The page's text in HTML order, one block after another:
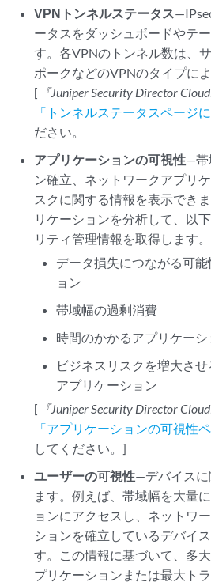
VPNトンネルステータス
ータスをダッシュボードやテ
す。各VPNのトンネル数は、
ポークなどのVPNのタイプに
[ 『Juniper Security Director Cloud
「トンネルステータスページ
ださい。
アプリケーションの可視性—帯
ン確立、ネットワークアプリ
スクに関する情報を表示でき
リケーションを分析して、以
リティ管理情報を取得します。
データ損失につながる可
ョン
帯域幅の過剰消費
時間のかかるアプリケーシ
ビジネスリスクを増大さ
アプリケーション
[ 『Juniper Security Director Cloud
「アプリケーションの可視性
してください。]
ユーザーの可視性—デバイスに
ます。例えば、帯域幅を大量
ョンにアクセスし、ネットワ
ションを確立しているデバイ
す。この情報に基づいて、多
プリケーションまたは最大ト